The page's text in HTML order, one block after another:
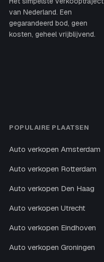
van Nederland. Een
gegarandeerd bod, geen
kosten, geheel vrijblijvend.
POPULAIRE PLAATSEN
Auto verkopen Amsterdam
Auto verkopen Rotterdam
Auto verkopen Den Haag
Auto verkopen Utrecht
Auto verkopen Eindhoven
Auto verkopen Groningen